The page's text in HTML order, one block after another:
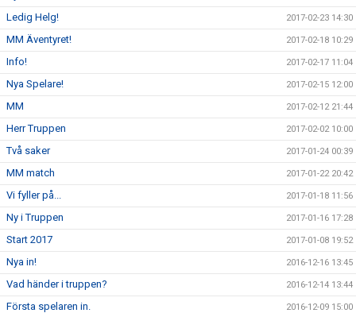
Ledig Helg! 2017-02-23 14:30
MM Äventyret! 2017-02-18 10:29
Info! 2017-02-17 11:04
Nya Spelare! 2017-02-15 12:00
MM 2017-02-12 21:44
Herr Truppen 2017-02-02 10:00
Två saker 2017-01-24 00:39
MM match 2017-01-22 20:42
Vi fyller på... 2017-01-18 11:56
Ny i Truppen 2017-01-16 17:28
Start 2017 2017-01-08 19:52
Nya in! 2016-12-16 13:45
Vad händer i truppen? 2016-12-14 13:44
Första spelaren in. 2016-12-09 15:00